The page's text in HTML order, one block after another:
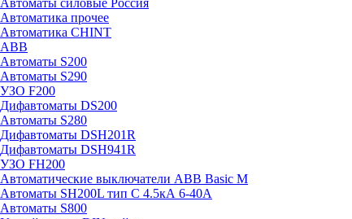
Автоматы силовые Россия
Автоматика прочее
Автоматика CHINT
ABB
Автоматы S200
Автоматы S290
УЗО F200
Дифавтоматы DS200
Автоматы S280
Дифавтоматы DSH201R
Дифавтоматы DSH941R
УЗО FH200
Автоматические выключатели ABB Basic M
Автоматы SH200L тип С 4.5кА 6-40А
Автоматы S800